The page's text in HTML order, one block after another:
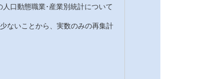
口動態職業･産業別統計について
ないことから、実数のみの再集計